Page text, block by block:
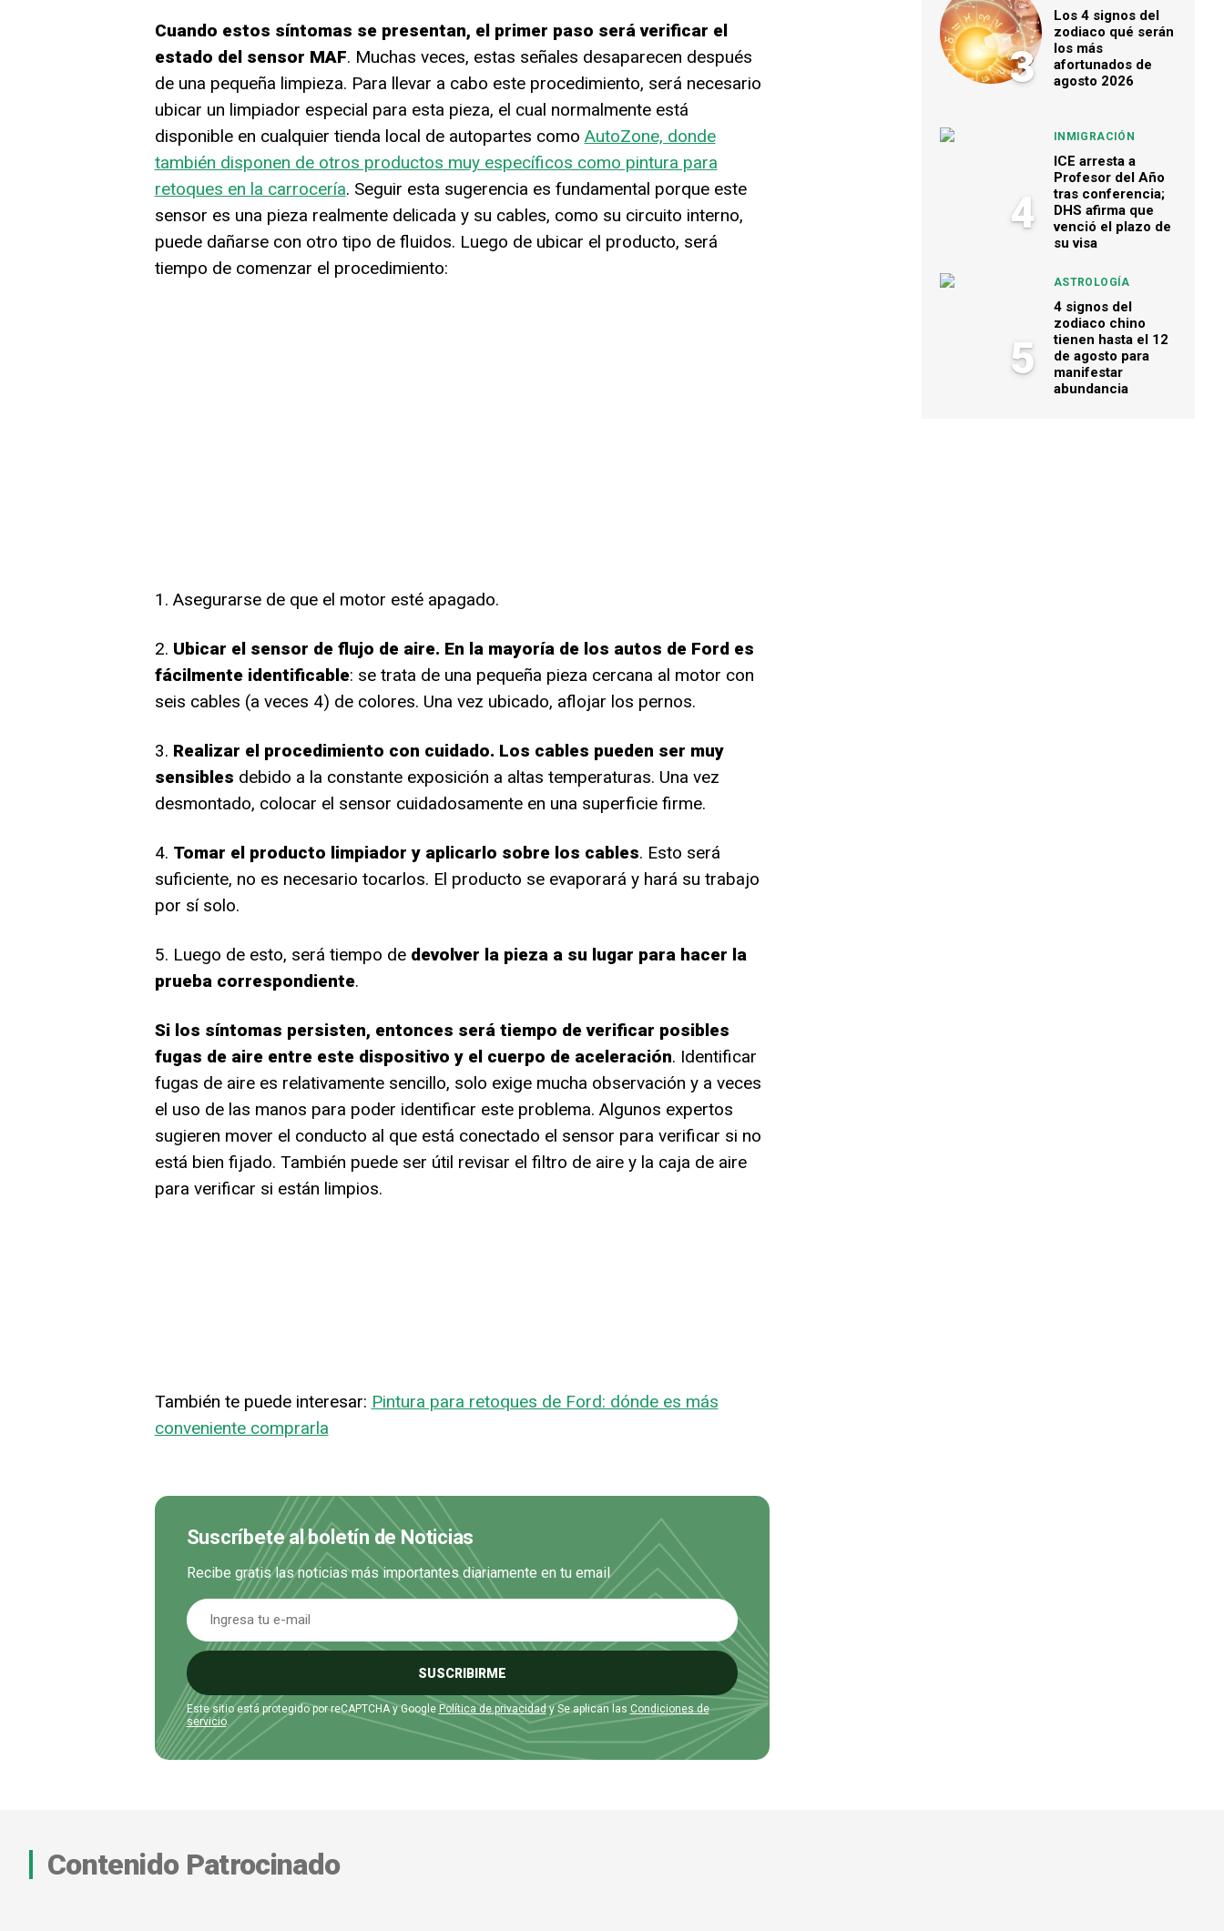
Cuando estos síntomas se presentan, el primer paso será verificar el
estado del sensor MAF. Muchas veces, estas señales desaparecen después
de una pequeña limpieza. Para llevar a cabo este procedimiento, será necesario
ubicar un limpiador especial para esta pieza, el cual normalmente está
disponible en cualquier tienda local de autopartes como AutoZone, donde
también disponen de otros productos muy específicos como pintura para
retoques en la carrocería. Seguir esta sugerencia es fundamental porque este
sensor es una pieza realmente delicada y su cables, como su circuito interno,
puede dañarse con otro tipo de fluidos. Luego de ubicar el producto, será
tiempo de comenzar el procedimiento:
1. Asegurarse de que el motor esté apagado.
2. Ubicar el sensor de flujo de aire. En la mayoría de los autos de Ford es
fácilmente identificable: se trata de una pequeña pieza cercana al motor con
seis cables (a veces 4) de colores. Una vez ubicado, aflojar los pernos.
3. Realizar el procedimiento con cuidado. Los cables pueden ser muy
sensibles debido a la constante exposición a altas temperaturas. Una vez
desmontado, colocar el sensor cuidadosamente en una superficie firme.
4. Tomar el producto limpiador y aplicarlo sobre los cables. Esto será
suficiente, no es necesario tocarlos. El producto se evaporará y hará su trabajo
por sí solo.
5. Luego de esto, será tiempo de devolver la pieza a su lugar para hacer la
prueba correspondiente.
Si los síntomas persisten, entonces será tiempo de verificar posibles
fugas de aire entre este dispositivo y el cuerpo de aceleración. Identificar
fugas de aire es relativamente sencillo, solo exige mucha observación y a veces
el uso de las manos para poder identificar este problema. Algunos expertos
sugieren mover el conducto al que está conectado el sensor para verificar si no
está bien fijado. También puede ser útil revisar el filtro de aire y la caja de aire
para verificar si están limpios.
También te puede interesar: Pintura para retoques de Ford: dónde es más
conveniente comprarla
Suscríbete al boletín de Noticias
Recibe gratis las noticias más importantes diariamente en tu email
SUSCRIBIRME
Este sitio está protegido por reCAPTCHA y Google Política de privacidady Se aplican las Condiciones de
servicio.
3
Los 4 signos del
zodiaco qué serán
los más
afortunados de
agosto 2026
4
INMIGRACIÓN
ICE arresta a
Profesor del Año
tras conferencia;
DHS afirma que
venció el plazo de
su visa
5
ASTROLOGÍA
4 signos del
zodiaco chino
tienen hasta el 12
de agosto para
manifestar
abundancia
Contenido Patrocinado